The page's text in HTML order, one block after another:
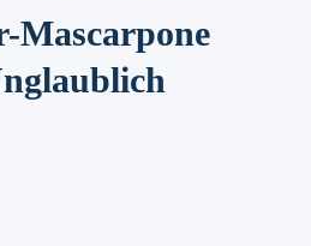
Mascarpone